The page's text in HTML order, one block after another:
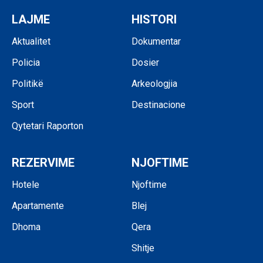
LAJME
Aktualitet
Policia
Politikë
Sport
Qytetari Raporton
HISTORI
Dokumentar
Dosier
Arkeologjia
Destinacione
REZERVIME
Hotele
Apartamente
Dhoma
NJOFTIME
Njoftime
Blej
Qera
Shitje